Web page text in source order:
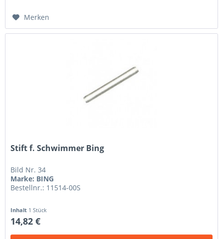
Merken
Stift f. Schwimmer Bing
Bild Nr. 34
Marke: BING
Bestellnr.: 11514-00S
Inhalt 1 Stück
14,82 €